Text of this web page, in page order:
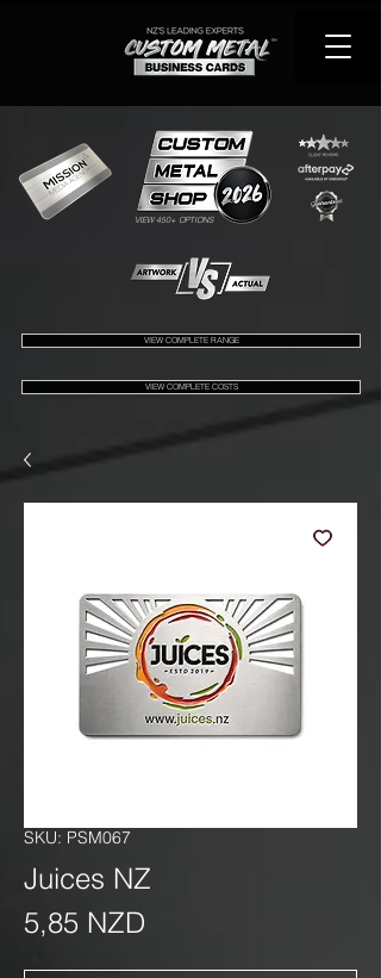
VIEW 450+ OPTIONS
VIEW COMPLETE RANGE
VIEW COMPLETE COSTS
SKU: PSM067
Juices NZ
5,85 NZD